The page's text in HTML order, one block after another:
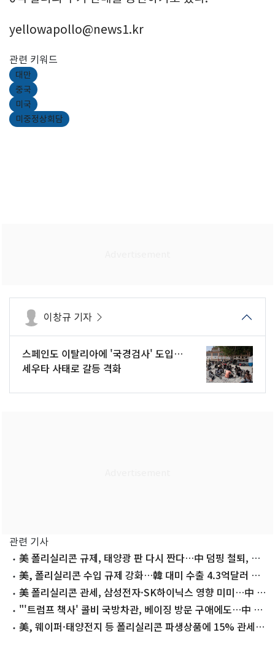
yellowapollo@news1.kr
관련 키워드
대만
중국
미국
미중정상회담
이창규 기자
스페인도 이탈리아에 '국경검사' 도입…
세우타 사태로 갈등 격화
관련 기사
美 폴리실리콘 규제, 태양광 판 다시 짠다…中 덤핑 철퇴, 韓
'수혜'
美, 폴리실리콘 수입 규제 강화…韓 대미 수출 4.3억달러 영
향권美 폴리실리콘 관세, 삼성전자·SK하이닉스 영향 미미…中 노
렸다"'트럼프 책사' 콜비 국방차관, 베이징 방문 구애에도…中 냉
담"美, 웨이퍼·태양전지 등 폴리실리콘 파생상품에 15% 관세